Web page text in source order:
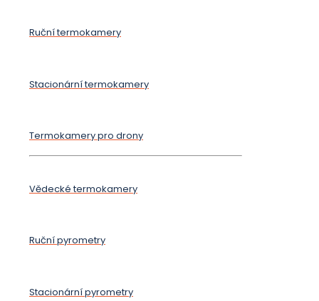
Ruční termokamery
Stacionární termokamery
Termokamery pro drony
Vědecké termokamery
Ruční pyrometry
Stacionární pyrometry